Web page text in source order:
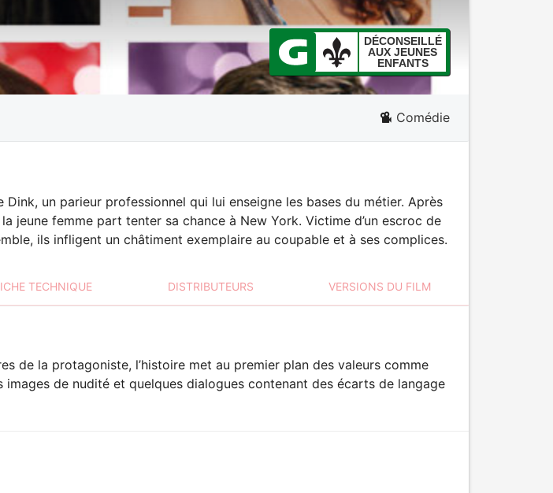
DÉCONSEILLÉ
AUX JEUNES
ENFANTS
Comédie
un parieur professionnel qui lui enseigne les bases du métier. Après
jeune femme part tenter sa chance à New York. Victime d’un escroc de
ils infligent un châtiment exemplaire au coupable et à ses complices.
TECHNIQUE DISTRIBUTEURS VERSIONS DU FILM
de la protagoniste, l’histoire met au premier plan des valeurs comme
images de nudité et quelques dialogues contenant des écarts de langage